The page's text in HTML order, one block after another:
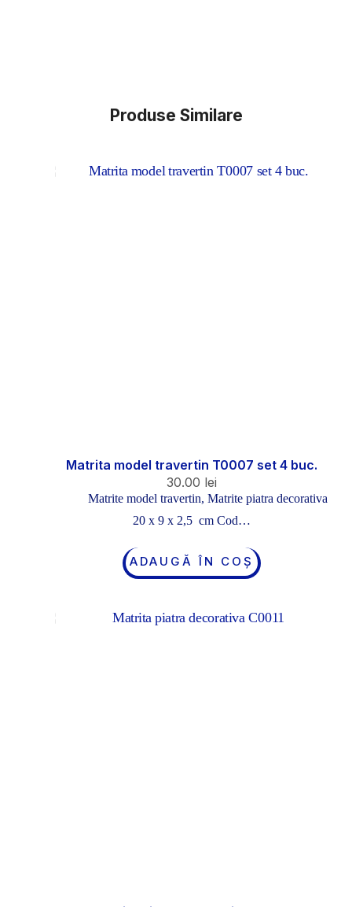
Produse Similare
Matrita model travertin T0007 set 4 buc.
30.00 lei
Matrite model travertin, Matrite piatra decorativa
20 x 9 x 2,5 cm Cod…
ADAUGĂ ÎN COȘ